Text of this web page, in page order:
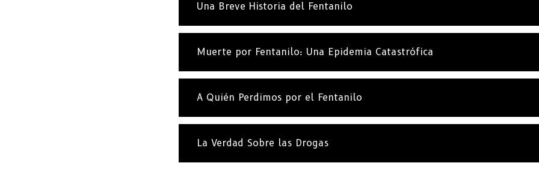
Una Breve Historia del Fentanilo
Muerte por Fentanilo: Una Epidemia Catastrófica
A Quién Perdimos por el Fentanilo
La Verdad Sobre las Drogas